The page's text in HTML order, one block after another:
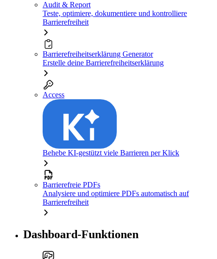
Audit & Report
Teste, optimiere, dokumentiere und kontrolliere
Barrierefreiheit
Barrierefreiheitserklärung Generator
Erstelle deine Barrierefreiheitserklärung
Access
Behebe KI-gestützt viele Barrieren per Klick
Barrierefreie PDFs
Analysiere und optimiere PDFs automatisch auf
Barrierefreiheit
Dashboard-Funktionen